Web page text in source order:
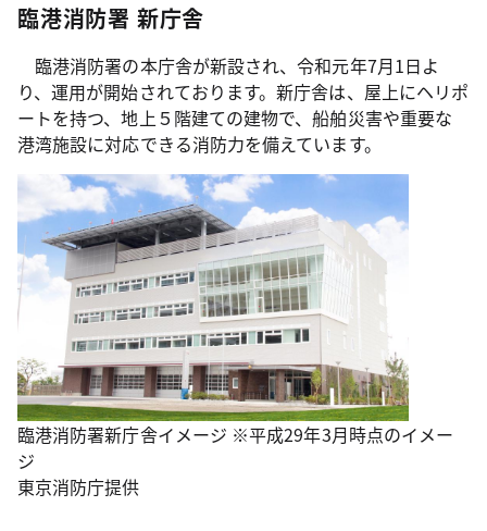
臨港消防署 新庁舎
臨港消防署の本庁舎が新設され、令和元年7月1日よ
り、運用が開始されております。新庁舎は、屋上にヘリポ
ートを持つ、地上５階建ての建物で、船舶災害や重要な
港湾施設に対応できる消防力を備えています。
臨港消防署新庁舎イメージ ※平成29年3月時点のイメー
ジ
東京消防庁提供